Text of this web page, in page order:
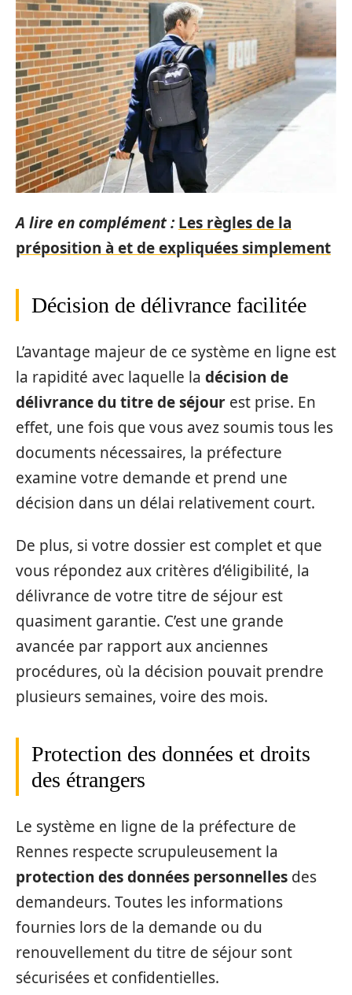
A lire en complément : Les règles de la
préposition à et de expliquées simplement
Décision de délivrance facilitée
L’avantage majeur de ce système en ligne est
la rapidité avec laquelle la décision de
délivrance du titre de séjour est prise. En
effet, une fois que vous avez soumis tous les
documents nécessaires, la préfecture
examine votre demande et prend une
décision dans un délai relativement court.
De plus, si votre dossier est complet et que
vous répondez aux critères d’éligibilité, la
délivrance de votre titre de séjour est
quasiment garantie. C’est une grande
avancée par rapport aux anciennes
procédures, où la décision pouvait prendre
plusieurs semaines, voire des mois.
Protection des données et droits
des étrangers
Le système en ligne de la préfecture de
Rennes respecte scrupuleusement la
protection des données personnelles des
demandeurs. Toutes les informations
fournies lors de la demande ou du
renouvellement du titre de séjour sont
sécurisées et confidentielles.